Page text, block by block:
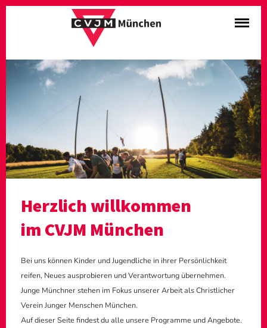
Herzlich willkommen
im CVJM München
Bei uns können Kinder und Jugendliche in ihrer Persönlichkeit
reifen, Neues ausprobieren und Verantwortung übernehmen.
Junge Münchner stehen im Fokus unserer Arbeit als Christlicher
Verein Junger Menschen München.
Auf dieser Seite findest du alle unsere Programme und Angebote.